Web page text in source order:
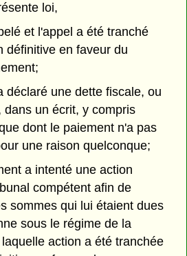
loi,
et l'appel a été tranché
définitive en faveur du
déclaré une dette fiscale, ou
dans un écrit, y compris
dont le paiement n'a pas
une raison quelconque;
a intenté une action
compétent afin de
sommes qui lui étaient dues
sous le régime de la
action a été tranchée